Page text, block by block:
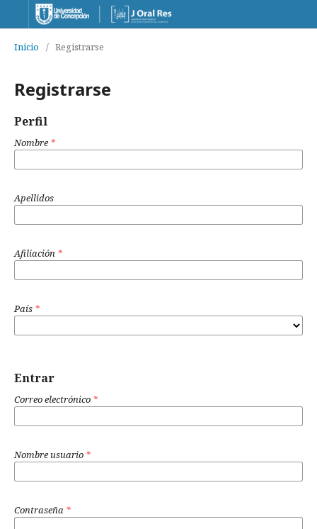
Inicio / Registrarse
Registrarse
Perfil
Nombre *
Apellidos
Afiliación *
País *
Entrar
Correo electrónico *
Nombre usuario *
Contraseña *